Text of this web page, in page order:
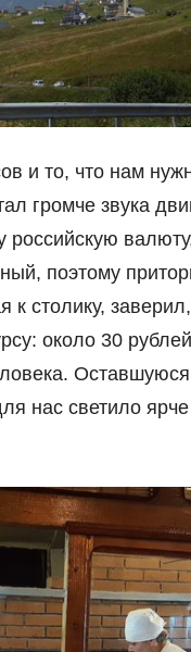
и то, что нам
громче звука
поэтому
столику,
около 30
нас светило